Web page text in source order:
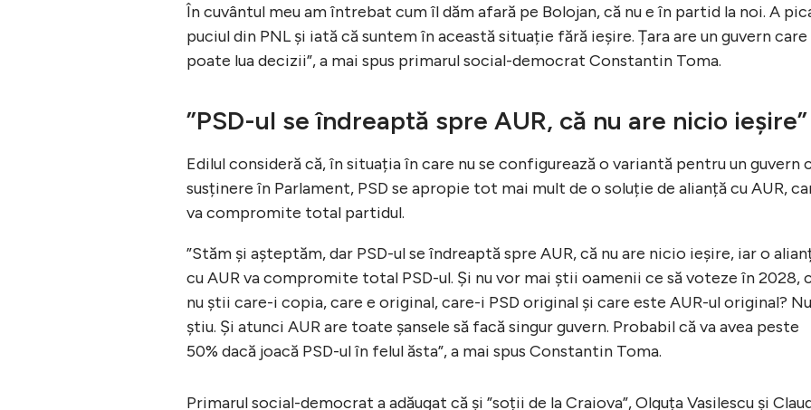
În cuvântul meu am întrebat cum îl dăm afară pe Bolojan, că nu e în partid la noi. A
puciul din PNL și iată că suntem în această situație fără ieșire. Țara are un guvern care
poate lua decizii”, a mai spus primarul social-democrat Constantin Toma.
”PSD-ul se îndreaptă spre AUR, că nu are nicio ieșire”
Edilul consideră că, în situația în care nu se configurează o variantă pentru un guvern
susținere în Parlament, PSD se apropie tot mai mult de o soluție de alianță cu AUR,
va compromite total partidul.
”Stăm și așteptăm, dar PSD-ul se îndreaptă spre AUR, că nu are nicio ieșire, iar o
cu AUR va compromite total PSD-ul. Și nu vor mai știi oamenii ce să voteze în 2028,
nu știi care-i copia, care e original, care-i PSD original și care este AUR-ul original? Nu
știu. Și atunci AUR are toate șansele să facă singur guvern. Probabil că va avea peste
50% dacă joacă PSD-ul în felul ăsta”, a mai spus Constantin Toma.
Primarul social-democrat a adăugat că și ”soții de la Craiova”, Olguța Vasilescu și